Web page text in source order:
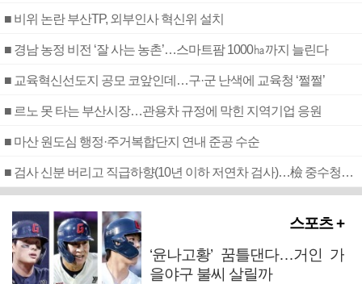
■ 비위 논란 부산TP, 외부인사 혁신위 설치
■ 경남 농정 비전 ‘잘 사는 농촌’…스마트팜 1000㏊까지 늘린다
■ 교육혁신선도지 공모 코앞인데…구·군 난색에 교육청 ‘쩔쩔’
■ 르노 못 타는 부산시장…관용차 규정에 막힌 지역기업 응원
■ 마산 원도심 행정·주거복합단지 연내 준공 수순
■ 검사 신분 버리고 직급하향(10년 이하 저연차 검사)…檢 중수청행 기피
스포츠 +
‘윤나고황’ 꿈틀댄다…거인 가
을야구 불씨 살릴까